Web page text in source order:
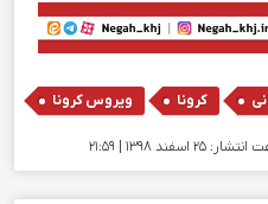
, کرونا , ویروس کرونا
اسفند ۱۳۹۸ | 21:59